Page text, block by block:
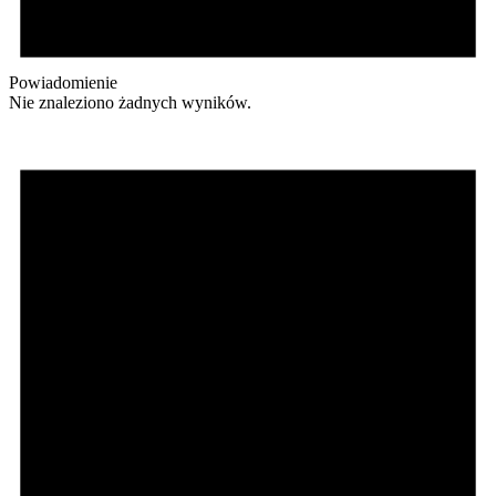
Powiadomienie
Nie znaleziono żadnych wyników.